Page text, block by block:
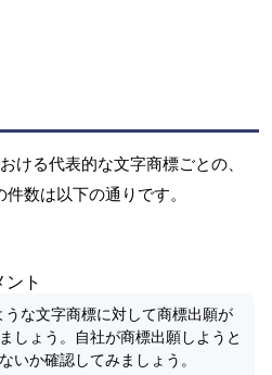
ける代表的な文字商標ごとの、
数は以下の通りです。
ト
うな文字商標に対して商標出願が
しょう。自社が商標出願しようと
いか確認してみましょう。